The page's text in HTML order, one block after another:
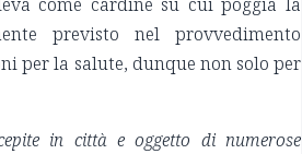
previsto nel provvedimento
per la salute, dunque non solo per
in città e oggetto di numerose